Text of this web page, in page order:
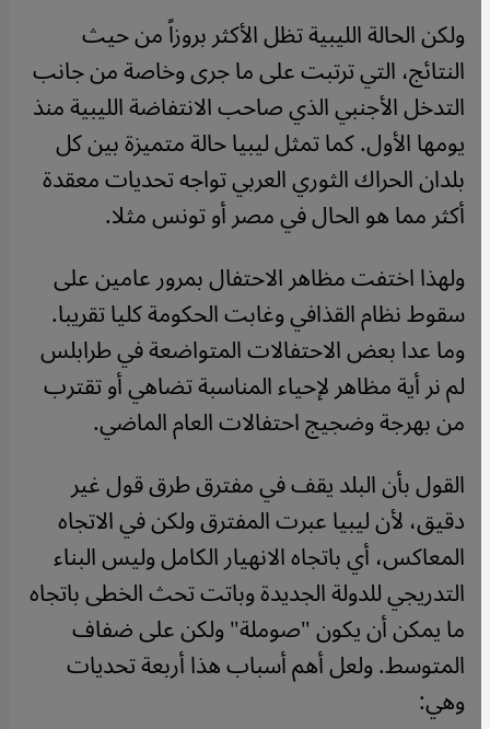
ولكن الحالة الليبية تظل الأكثر بروزاً من حيث
النتائج، التي ترتبت على ما جرى وخاصة من جانب
التدخل الأجنبي الذي صاحب الانتفاضة الليبية منذ
يومها الأول. كما تمثل ليبيا حالة متميزة بين كل
بلدان الحراك الثوري العربي تواجه تحديات معقدة
أكثر مما هو الحال في مصر أو تونس مثلا.
ولهذا اختفت مظاهر الاحتفال بمرور عامين على
سقوط نظام القذافي وغابت الحكومة كليا تقريبا.
وما عدا بعض الاحتفالات المتواضعة في طرابلس
لم نر أية مظاهر لإحياء المناسبة تضاهي أو تقترب
من بهرجة وضجيج احتفالات العام الماضي.
القول بأن البلد يقف في مفترق طرق قول غير
دقيق، لأن ليبيا عبرت المفترق ولكن في الاتجاه
المعاكس، أي باتجاه الانهيار الكامل وليس البناء
التدريجي للدولة الجديدة وباتت تحث الخطى باتجاه
ما يمكن أن يكون "صوملة" ولكن على ضفاف
المتوسط. ولعل أهم أسباب هذا أربعة تحديات
وهي: